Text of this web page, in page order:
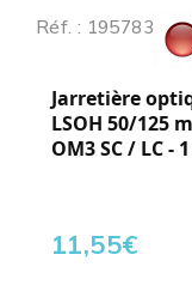
Réf. : 195783
Jarretière
LSOH 50/125
OM3 SC / LC -
11,55€